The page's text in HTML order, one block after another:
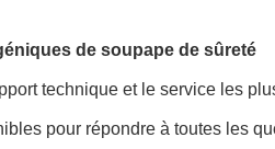
de soupape de sûreté
technique et le service les
pour répondre à toutes les